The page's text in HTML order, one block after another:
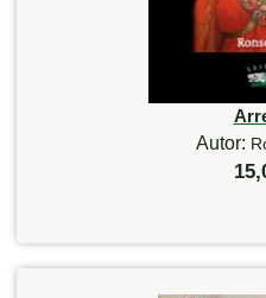
Autor: